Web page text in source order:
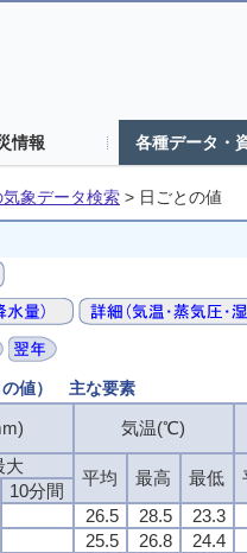
情報 各種データ・
象データ検索 > 日ごとの値
の値） 主な要素
気温(℃)
大
平均 最高 最低
10分間
26.5 28.5
23.3
25.5 26.8
24.4
気温(℃)
大
平均 最高 最低
10分間
26.5 28.5
23.3
25.5 26.8
24.4
気温(℃)
大
平均 最高 最低
10分間
26.5 28.5
23.3
25.5 26.8
24.4
気温(℃)
大
平均 最高 最低
10分間
26.5 28.5
23.3
25.5 26.8
24.4